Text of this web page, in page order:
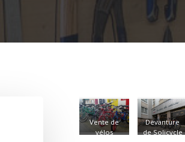
Vente de
vélos
Devanture
de Solicycle